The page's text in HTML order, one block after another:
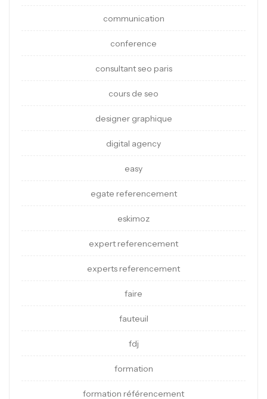
communication
conference
consultant seo paris
cours de seo
designer graphique
digital agency
easy
egate referencement
eskimoz
expert referencement
experts referencement
faire
fauteuil
fdj
formation
formation référencement